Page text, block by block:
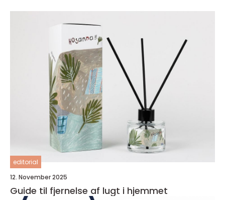
editorial
12. November 2025
Guide til fjernelse af lugt i hjemmet